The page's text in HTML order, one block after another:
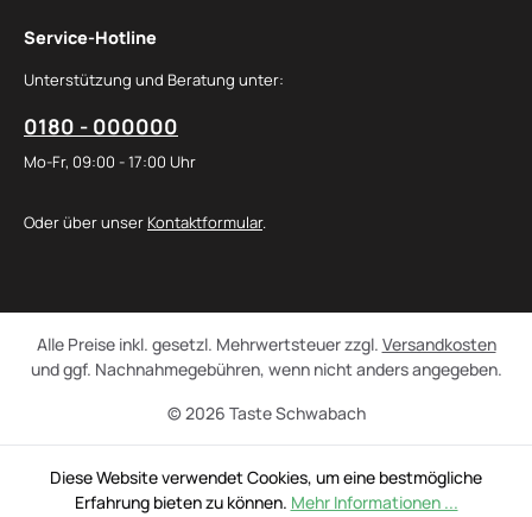
Service-Hotline
Unterstützung und Beratung unter:
0180 - 000000
Mo-Fr, 09:00 - 17:00 Uhr
Oder über unser Kontaktformular.
© 2026 Taste Schwabach
Alle Preise inkl. gesetzl. Mehrwertsteuer zzgl. Versandkosten
und ggf. Nachnahmegebühren, wenn nicht anders angegeben.
Diese Website verwendet Cookies, um eine bestmögliche
Erfahrung bieten zu können. Mehr Informationen ...